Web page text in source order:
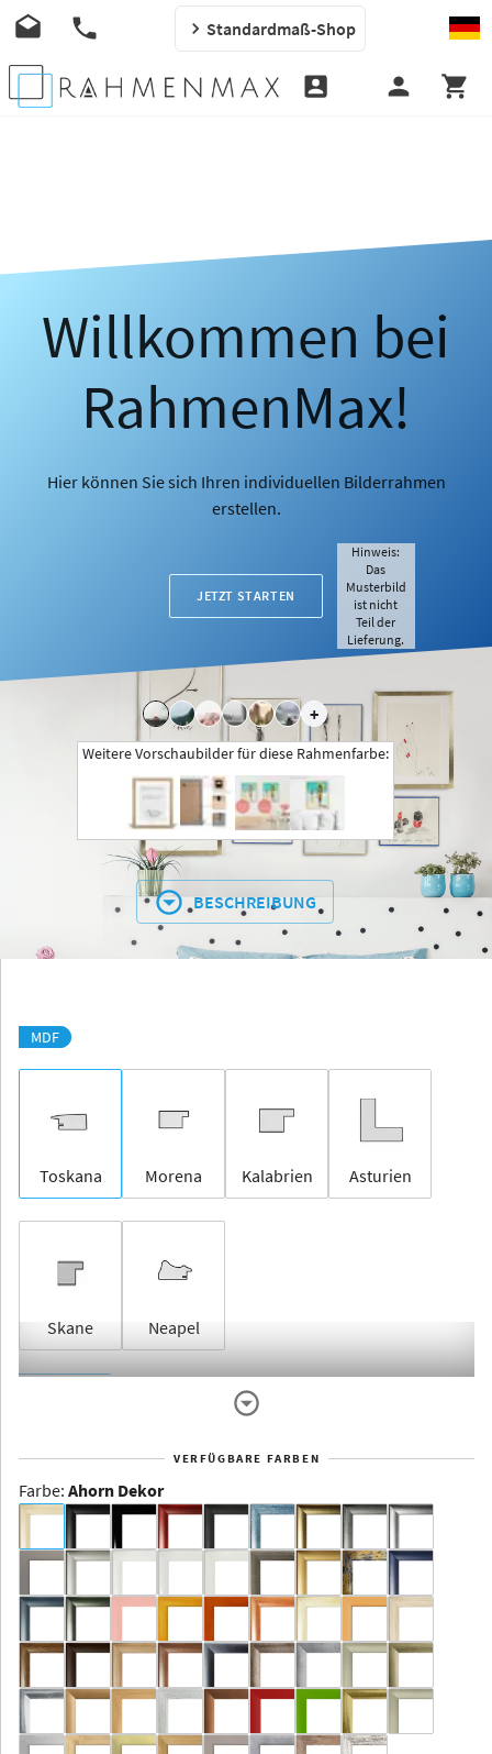
Standardmaß-Shop
Willkommen bei
RahmenMax!
Hier können Sie sich Ihren individuellen Bilderrahmen
erstellen.
JETZT STARTEN
+
Hinweis:
Das
Musterbild
ist nicht
Teil der
Lieferung.
Weitere Vorschaubilder für diese Rahmenfarbe:
BESCHREIBUNG
MDF
Toskana Morena Kalabrien Asturien
Skane Neapel
Dakota -
Rahmenloser
Aluminium
VERFÜGBARE FARBEN
Farbe: Ahorn Dekor